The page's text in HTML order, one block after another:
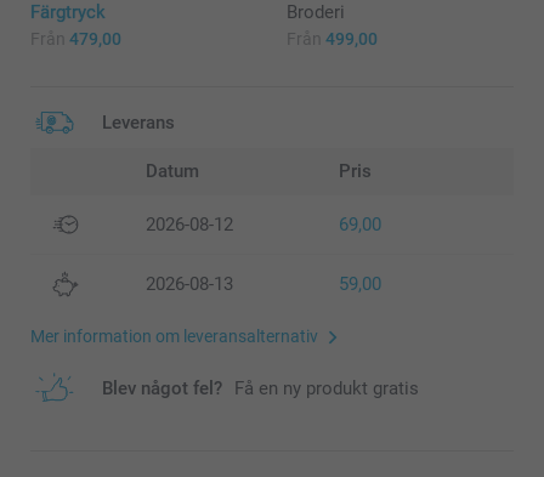
Färgtryck
Från 479,00
Broderi
Från 499,00
Leverans
Datum Pris
2026-08-12 69,00
2026-08-13 59,00
Mer information om leveransalternativ
Blev något fel? Få en ny produkt gratis